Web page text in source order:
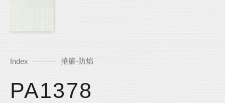
Index 捲簾-防焰
PA1378